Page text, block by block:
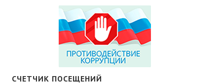
СЧЕТЧИК ПОСЕЩЕНИЙ